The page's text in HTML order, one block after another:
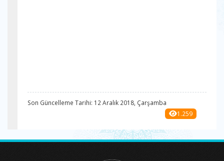
Son Güncelleme Tarihi: 12 Aralık 2018, Çarşamba
1.259